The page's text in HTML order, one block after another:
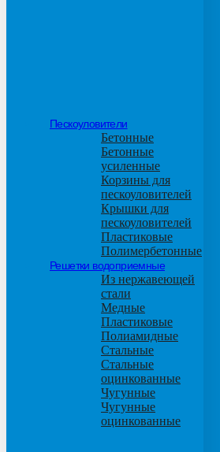
Пескоуловители
Бетонные
Бетонные
усиленные
Корзины для
пескоуловителей
Крышки для
пескоуловителей
Пластиковые
Полимербетонные
Решетки водоприемные
Из нержавеющей
стали
Медные
Пластиковые
Полиамидные
Стальные
Стальные
оцинкованные
Чугунные
Чугунные
оцинкованные